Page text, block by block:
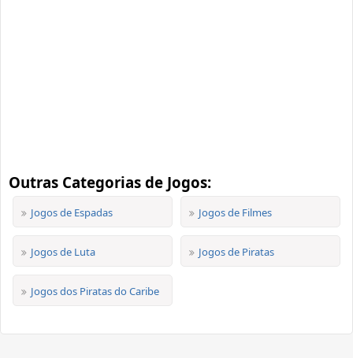
Outras Categorias de Jogos:
Jogos de Espadas Jogos de Filmes
Jogos de Luta Jogos de Piratas
Jogos dos Piratas do Caribe